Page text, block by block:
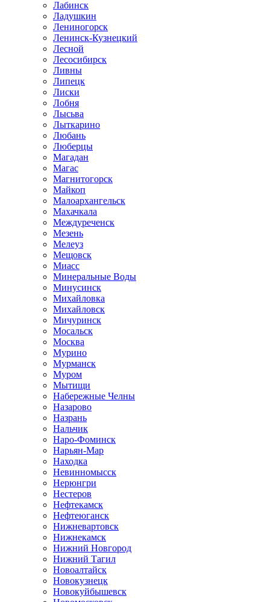
Лабинск
Ладушкин
Лениногорск
Ленинск-Кузнецкий
Лесной
Лесосибирск
Ливны
Липецк
Лиски
Лобня
Лысьва
Лыткарино
Любань
Люберцы
Магадан
Магас
Магнитогорск
Майкоп
Малоархангельск
Махачкала
Междуреченск
Мезень
Мелеуз
Мещовск
Миасс
Минеральные Воды
Минусинск
Михайловка
Михайловск
Мичуринск
Мосальск
Москва
Мурино
Мурманск
Муром
Мытищи
Набережные Челны
Назарово
Назрань
Нальчик
Наро-Фоминск
Нарьян-Мар
Находка
Невинномысск
Нерюнгри
Нестеров
Нефтекамск
Нефтеюганск
Нижневартовск
Нижнекамск
Нижний Новгород
Нижний Тагил
Новоалтайск
Новокузнецк
Новокуйбышевск